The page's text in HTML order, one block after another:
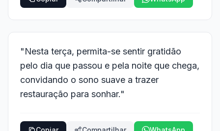
"Nesta terça, permita-se sentir gratidão
pelo dia que passou e pela noite que chega,
convidando o sono suave a trazer
restauração para sonhar."